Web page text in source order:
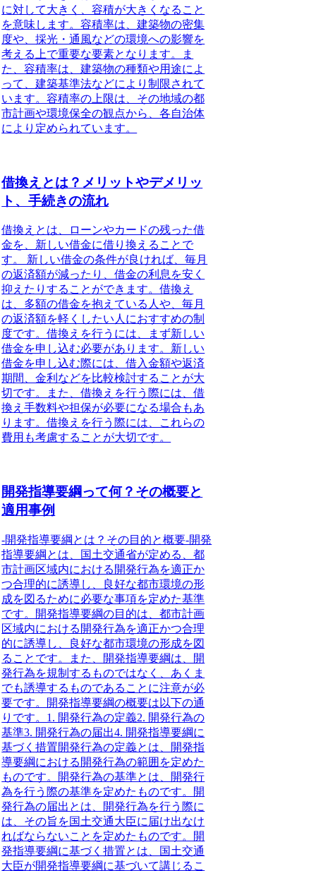
に対して大きく、容積が大きくなること
を意味します。容積率は、建築物の密集
度や、採光・通風などの環境への影響を
考える上で重要な要素となります。ま
た、容積率は、建築物の種類や用途によ
って、建築基準法などにより制限されて
います。容積率の上限は、その地域の都
市計画や環境保全の観点から、各自治体
により定められています。
借換えとは？メリットやデメリッ
ト、手続きの流れ
借換えとは、ローンやカードの残った借
金を、新しい借金に借り換えることで
す。 新しい借金の条件が良ければ、毎月
の返済額が減ったり、借金の利息を安く
抑えたりすることができます。借換え
は、多額の借金を抱えている人や、毎月
の返済額を軽くしたい人におすすめの制
度です。借換えを行うには、まず新しい
借金を申し込む必要があります。新しい
借金を申し込む際には、借入金額や返済
期間、金利などを比較検討することが大
切です。また、借換えを行う際には、借
換え手数料や担保が必要になる場合もあ
ります。借換えを行う際には、これらの
費用も考慮することが大切です。
開発指導要綱って何？その概要と
適用事例
-開発指導要綱とは？その目的と概要-開発
指導要綱とは、国土交通省が定める、都
市計画区域内における開発行為を適正か
つ合理的に誘導し、良好な都市環境の形
成を図るために必要な事項を定めた基準
です。開発指導要綱の目的は、都市計画
区域内における開発行為を適正かつ合理
的に誘導し、良好な都市環境の形成を図
ることです。また、開発指導要綱は、開
発行為を規制するものではなく、あくま
でも誘導するものであることに注意が必
要です。開発指導要綱の概要は以下の通
りです。1. 開発行為の定義2. 開発行為の
基準3. 開発行為の届出4. 開発指導要綱に
基づく措置開発行為の定義とは、開発指
導要綱における開発行為の範囲を定めた
ものです。開発行為の基準とは、開発行
為を行う際の基準を定めたものです。開
発行為の届出とは、開発行為を行う際に
は、その旨を国土交通大臣に届け出なけ
ればならないことを定めたものです。開
発指導要綱に基づく措置とは、国土交通
大臣が開発指導要綱に基づいて講じるこ